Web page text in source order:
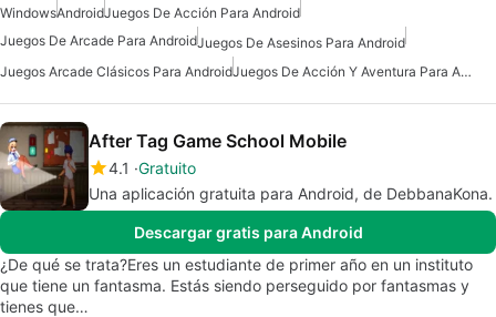
WindowsAndroidJuegos De Acción Para Android
Juegos De Arcade Para AndroidJuegos De Asesinos Para Android
Juegos Arcade Clásicos Para Android
Juegos De Acción Y Aventura Para Android
After Tag Game School Mobile
4.1 Gratuito
Una aplicación gratuita para Android, de DebbanaKona.
Descargar gratis para Android
¿De qué se trata?Eres un estudiante de primer año en un instituto
que tiene un fantasma. Estás siendo perseguido por fantasmas y
tienes que…